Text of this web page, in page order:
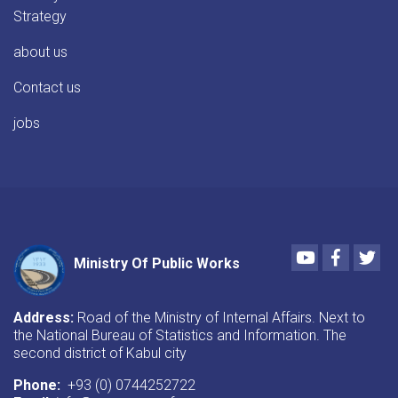
Strategy
about us
Contact us
jobs
Ministry Of Public Works
Youtube
Address: Road of the Ministry of Internal Affairs. Next to
the National Bureau of Statistics and Information. The
second district of Kabul city
Phone: +93 (0) 0744252722